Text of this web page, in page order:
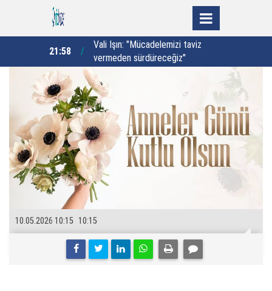
21:58
Vali Işın: "Mücadelemizi taviz
vermeden sürdüreceğiz"
10:15
10.05.2026 10:15